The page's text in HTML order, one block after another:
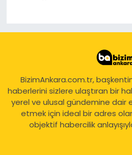
BizimAnkara.com.tr,
haberlerini sizlere ulaştıran bir
yerel ve ulusal gündemine dair
etmek için ideal bir adres
objektif habercilik